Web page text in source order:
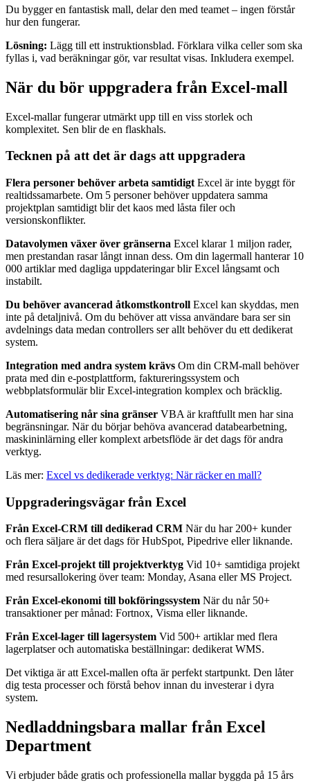
Du bygger en fantastisk mall, delar den med teamet – ingen förstår
hur den fungerar.
Lösning: Lägg till ett instruktionsblad. Förklara vilka celler som ska
fyllas i, vad beräkningar gör, var resultat visas. Inkludera exempel.
När du bör uppgradera från Excel-mall
Excel-mallar fungerar utmärkt upp till en viss storlek och
komplexitet. Sen blir de en flaskhals.
Tecknen på att det är dags att uppgradera
Flera personer behöver arbeta samtidigt Excel är inte byggt för
realtidssamarbete. Om 5 personer behöver uppdatera samma
projektplan samtidigt blir det kaos med låsta filer och
versionskonflikter.
Datavolymen växer över gränserna Excel klarar 1 miljon rader,
men prestandan rasar långt innan dess. Om din lagermall hanterar 10
000 artiklar med dagliga uppdateringar blir Excel långsamt och
instabilt.
Du behöver avancerad åtkomstkontroll Excel kan skyddas, men
inte på detaljnivå. Om du behöver att vissa användare bara ser sin
avdelnings data medan controllers ser allt behöver du ett dedikerat
system.
Integration med andra system krävs Om din CRM-mall behöver
prata med din e-postplattform, faktureringssystem och
webbplatsformulär blir Excel-integration komplex och bräcklig.
Automatisering når sina gränser VBA är kraftfullt men har sina
begränsningar. När du börjar behöva avancerad databearbetning,
maskininlärning eller komplext arbetsflöde är det dags för andra
verktyg.
Läs mer: Excel vs dedikerade verktyg: När räcker en mall?
Uppgraderingsvägar från Excel
Från Excel-CRM till dedikerad CRM När du har 200+ kunder
och flera säljare är det dags för HubSpot, Pipedrive eller liknande.
Från Excel-projekt till projektverktyg Vid 10+ samtidiga projekt
med resursallokering över team: Monday, Asana eller MS Project.
Från Excel-ekonomi till bokföringssystem När du når 50+
transaktioner per månad: Fortnox, Visma eller liknande.
Från Excel-lager till lagersystem Vid 500+ artiklar med flera
lagerplatser och automatiska beställningar: dedikerat WMS.
Det viktiga är att Excel-mallen ofta är perfekt startpunkt. Den låter
dig testa processer och förstå behov innan du investerar i dyra
system.
Nedladdningsbara mallar från Excel
Department
Vi erbjuder både gratis och professionella mallar byggda på 15 års